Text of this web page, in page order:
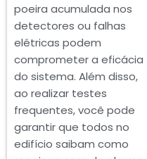
poeira acumulada nos
detectores ou falhas
elétricas podem
comprometer a eficácia
do sistema. Além disso,
ao realizar testes
frequentes, você pode
garantir que todos no
edifício saibam como